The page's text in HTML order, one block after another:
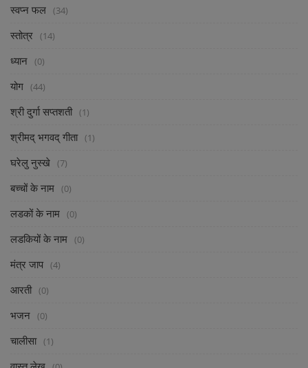
स्वप्न फल (34)
स्तोत्र (14)
ध्यान (0)
योग (44)
श्री दुर्गा सप्तशती (1)
श्रीमद् भगवद् गीता (1)
घरेलु नुस्खे (7)
बच्चों के नाम (0)
लडकों के नाम (0)
लडकियों के नाम (0)
मंत्र जाप (4)
आरती (0)
भजन (0)
चालीसा (1)